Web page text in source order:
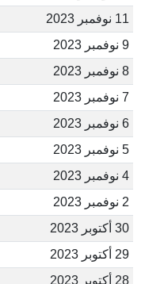
11 نوفمبر 2023
9 نوفمبر 2023
8 نوفمبر 2023
7 نوفمبر 2023
6 نوفمبر 2023
5 نوفمبر 2023
4 نوفمبر 2023
2 نوفمبر 2023
30 أكتوبر 2023
29 أكتوبر 2023
28 أكتوبر 2023